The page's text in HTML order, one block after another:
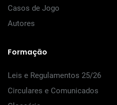
Casos de Jogo
Autores
Formação
Leis e Regulamentos 25/26
Circulares e Comunicados